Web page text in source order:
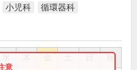
小児科 循環器科
祝